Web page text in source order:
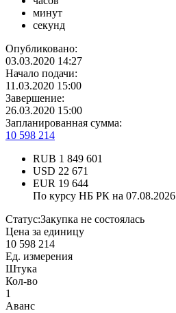
минут
секунд
Опубликовано:
03.03.2020 14:27
Начало подачи:
11.03.2020 15:00
Завершение:
26.03.2020 15:00
Запланированная сумма:
10 598 214
RUB 1 849 601
USD 22 671
EUR 19 644
По курсу НБ РК на 07.08.2026
Статус:Закупка не состоялась
Цена за единицу
10 598 214
Ед. измерения
Штука
Кол-во
1
Аванс